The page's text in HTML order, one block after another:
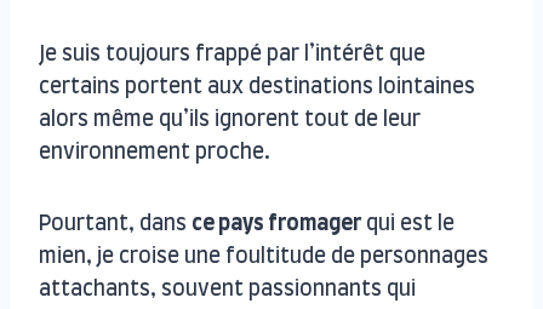
Je suis toujours frappé par l’intérêt que
certains portent aux destinations lointaines
alors même qu’ils ignorent tout de leur
environnement proche.
Pourtant, dans ce pays fromagerqui est le
mien, je croise une foultitude de personnages
attachants, souvent passionnants qui